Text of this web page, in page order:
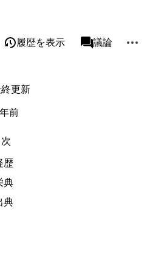
履歴を表示 associated-
ページ議論
リンク元
関連ページの更新状況
ページ情報
のページを引用
更新
前
歴
典
典